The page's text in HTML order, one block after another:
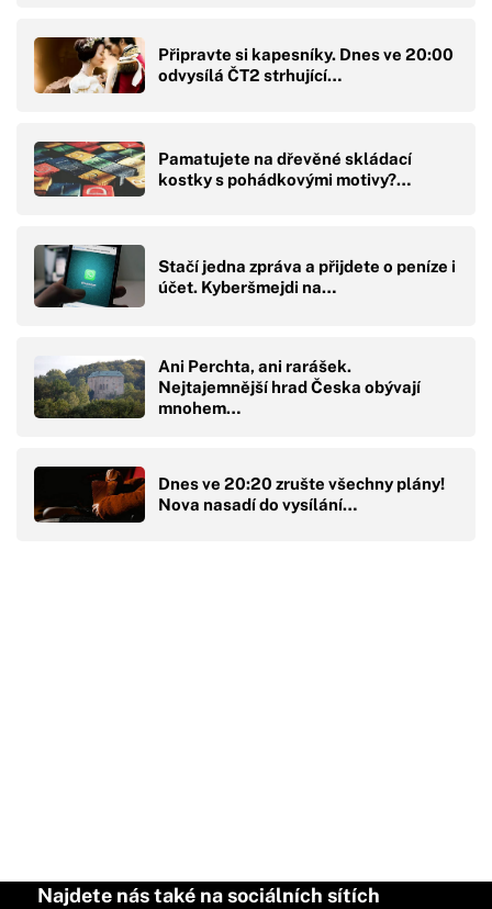
Připravte si kapesníky. Dnes ve 20:00
odvysílá ČT2 strhující…
Pamatujete na dřevěné skládací
kostky s pohádkovými motivy?…
Stačí jedna zpráva a přijdete o peníze i
účet. Kyberšmejdi na…
Ani Perchta, ani rarášek.
Nejtajemnější hrad Česka obývají
mnohem…
Dnes ve 20:20 zrušte všechny plány!
Nova nasadí do vysílání…
Najdete nás také na sociálních sítích